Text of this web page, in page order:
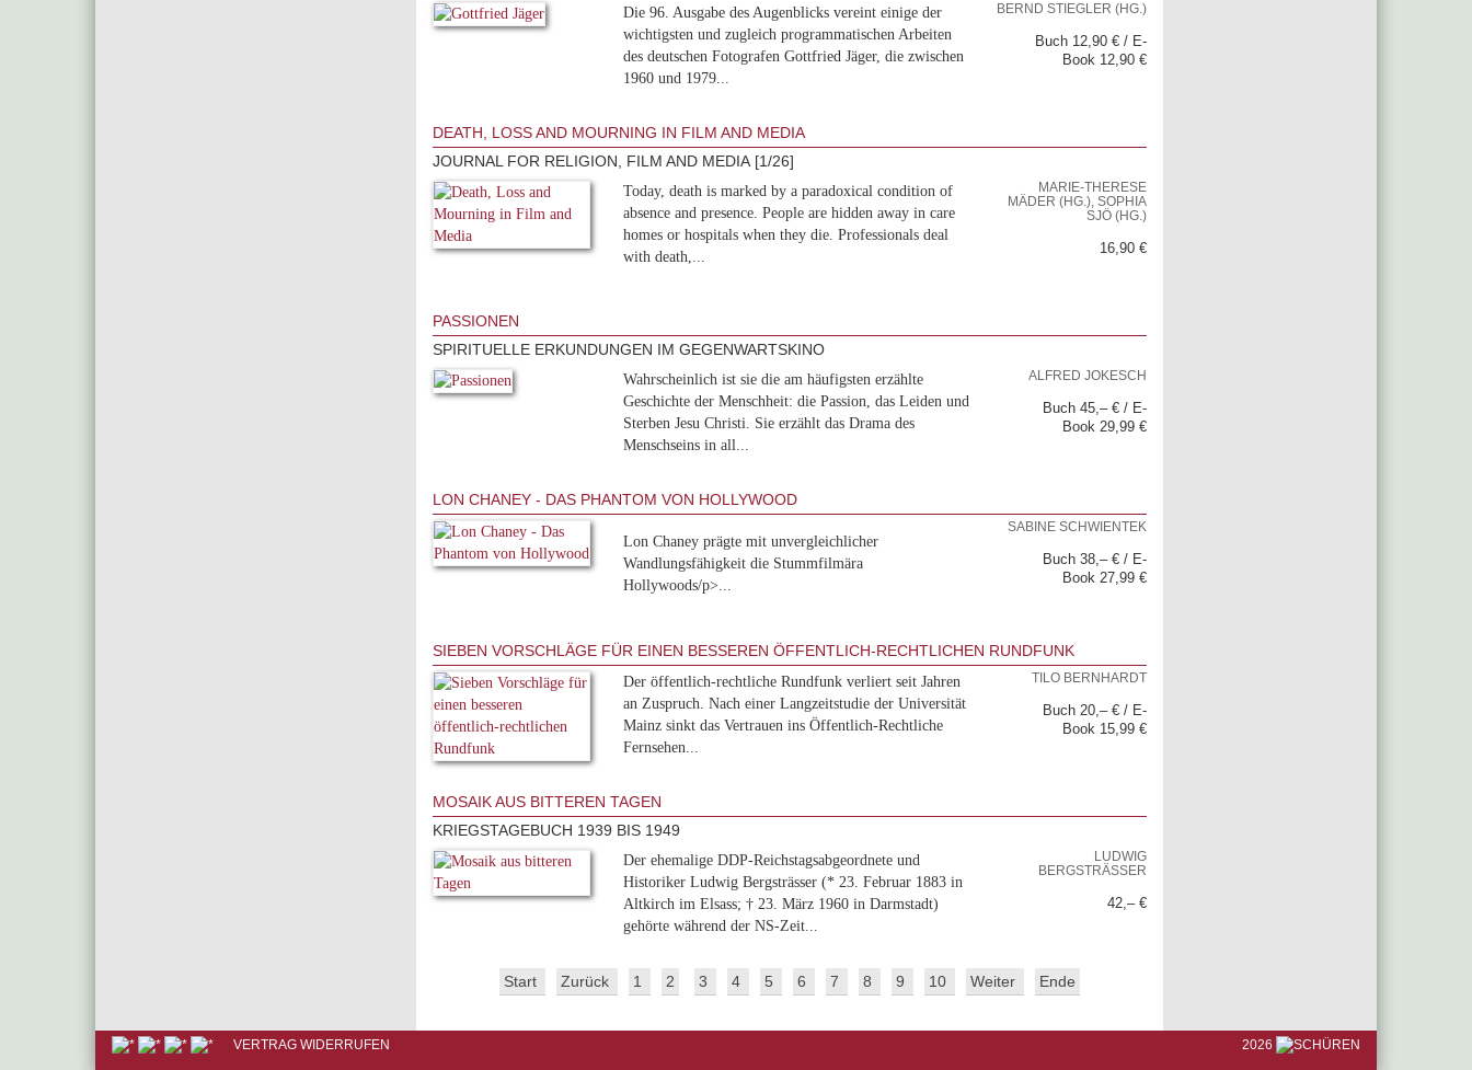
Die 96. Ausgabe des Augenblicks vereint einige der
wichtigsten und zugleich programmatischen Arbeiten
des deutschen Fotografen Gottfried Jäger, die zwischen
1960 und 1979...
BERND STIEGLER (HG.)
Buch 12,90 € / E-
Book 12,90 €
DEATH, LOSS AND MOURNING IN FILM AND MEDIA
JOURNAL FOR RELIGION, FILM AND MEDIA [1/26]
Today, death is marked by a paradoxical condition of
absence and presence. People are hidden away in care
homes or hospitals when they die. Professionals deal
with death,...
MARIE-THERESE
MÄDER (HG.), SOPHIA
SJÖ (HG.)
16,90 €
PASSIONEN
SPIRITUELLE ERKUNDUNGEN IM GEGENWARTSKINO
Wahrscheinlich ist sie die am häufigsten erzählte
Geschichte der Menschheit: die Passion, das Leiden und
Sterben Jesu Christi. Sie erzählt das Drama des
Menschseins in all...
ALFRED JOKESCH
Buch 45,– € / E-
Book 29,99 €
LON CHANEY - DAS PHANTOM VON HOLLYWOOD
Lon Chaney prägte mit unvergleichlicher
Wandlungsfähigkeit die Stummfilmära
Hollywoods/p>...
SABINE SCHWIENTEK
Buch 38,– € / E-
Book 27,99 €
SIEBEN VORSCHLÄGE FÜR EINEN BESSEREN ÖFFENTLICH-RECHTLICHEN RUNDFUNK
Der öffentlich-rechtliche Rundfunk verliert seit Jahren
an Zuspruch. Nach einer Langzeitstudie der Universität
Mainz sinkt das Vertrauen ins Öffentlich-Rechtliche
Fernsehen...
TILO BERNHARDT
Buch 20,– € / E-
Book 15,99 €
MOSAIK AUS BITTEREN TAGEN
KRIEGSTAGEBUCH 1939 BIS 1949
Der ehemalige DDP-Reichstagsabgeordnete und
Historiker Ludwig Bergsträsser (* 23. Februar 1883 in
Altkirch im Elsass; † 23. März 1960 in Darmstadt)
gehörte während der NS-Zeit...
LUDWIG
BERGSTRÄSSER
42,– €
Start Zurück 1 2 3 4 5 6 7 8 9 10 Weiter Ende
VERTRAG WIDERRUFEN 2026